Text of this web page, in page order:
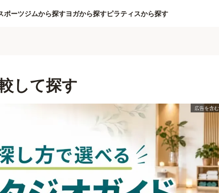
ポーツジムから探すヨガから探すピラティスから探す
して探す